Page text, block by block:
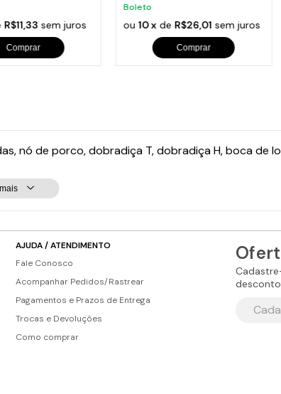
R$11,33 sem juros
Comprar
Boleto
ou10 x de R$26,01 sem juros
Comprar
T, dobradiça H, boca de lobo, dobradiças reforçadas,
AJUDA / ATENDIMENTO
Fale Conosco
Acompanhar Pedidos/Rastrear
Pagamentos e Prazos de Entrega
Trocas e Devoluções
Como comprar
desconto